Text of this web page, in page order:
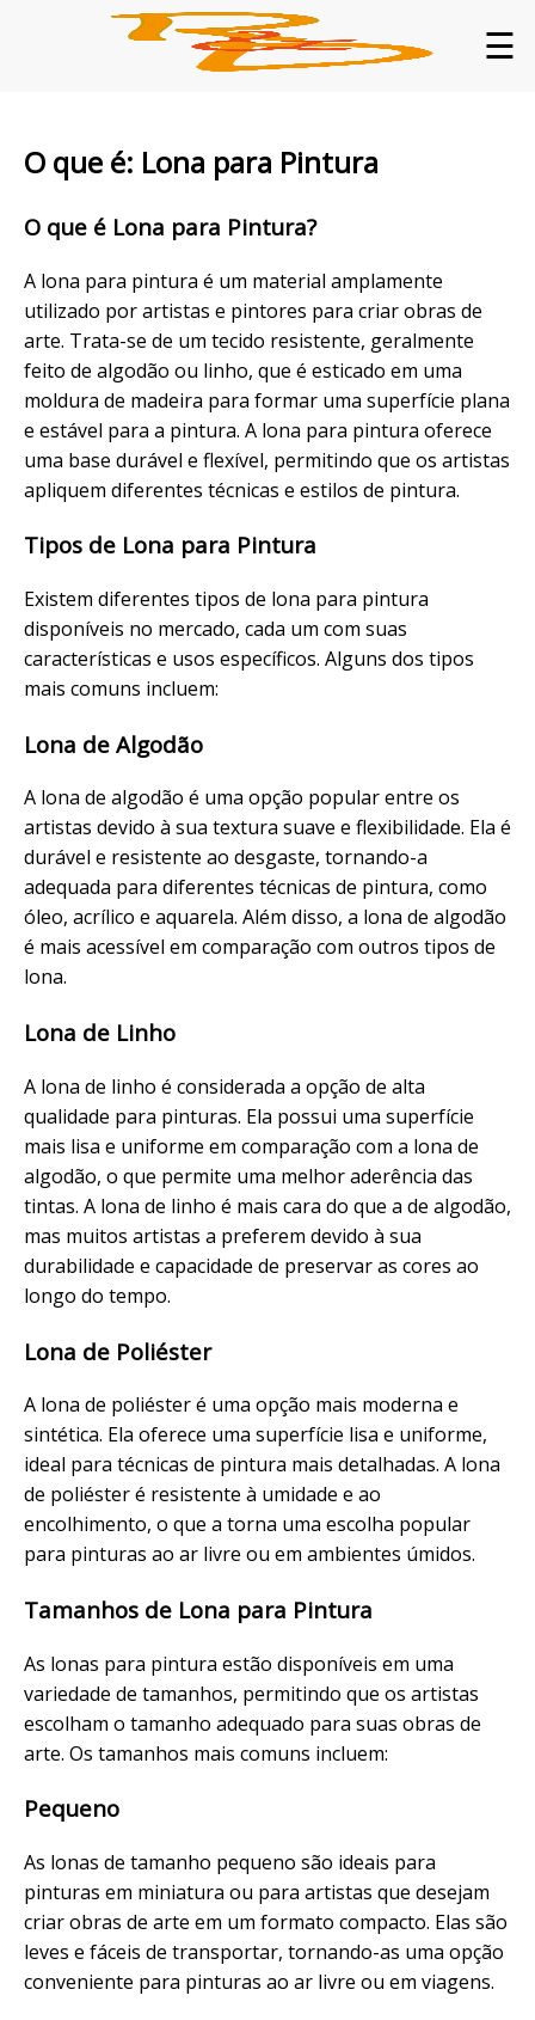
☰
O que é: Lona para Pintura
O que é Lona para Pintura?
A lona para pintura é um material amplamente
utilizado por artistas e pintores para criar obras de
arte. Trata-se de um tecido resistente, geralmente
feito de algodão ou linho, que é esticado em uma
moldura de madeira para formar uma superfície plana
e estável para a pintura. A lona para pintura oferece
uma base durável e flexível, permitindo que os artistas
apliquem diferentes técnicas e estilos de pintura.
Tipos de Lona para Pintura
Existem diferentes tipos de lona para pintura
disponíveis no mercado, cada um com suas
características e usos específicos. Alguns dos tipos
mais comuns incluem:
Lona de Algodão
A lona de algodão é uma opção popular entre os
artistas devido à sua textura suave e flexibilidade. Ela é
durável e resistente ao desgaste, tornando-a
adequada para diferentes técnicas de pintura, como
óleo, acrílico e aquarela. Além disso, a lona de algodão
é mais acessível em comparação com outros tipos de
lona.
Lona de Linho
A lona de linho é considerada a opção de alta
qualidade para pinturas. Ela possui uma superfície
mais lisa e uniforme em comparação com a lona de
algodão, o que permite uma melhor aderência das
tintas. A lona de linho é mais cara do que a de algodão,
mas muitos artistas a preferem devido à sua
durabilidade e capacidade de preservar as cores ao
longo do tempo.
Lona de Poliéster
A lona de poliéster é uma opção mais moderna e
sintética. Ela oferece uma superfície lisa e uniforme,
ideal para técnicas de pintura mais detalhadas. A lona
de poliéster é resistente à umidade e ao
encolhimento, o que a torna uma escolha popular
para pinturas ao ar livre ou em ambientes úmidos.
Tamanhos de Lona para Pintura
As lonas para pintura estão disponíveis em uma
variedade de tamanhos, permitindo que os artistas
escolham o tamanho adequado para suas obras de
arte. Os tamanhos mais comuns incluem:
Pequeno
As lonas de tamanho pequeno são ideais para
pinturas em miniatura ou para artistas que desejam
criar obras de arte em um formato compacto. Elas são
leves e fáceis de transportar, tornando-as uma opção
conveniente para pinturas ao ar livre ou em viagens.